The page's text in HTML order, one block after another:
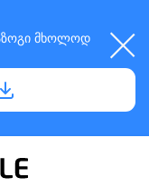
მხოლოდ